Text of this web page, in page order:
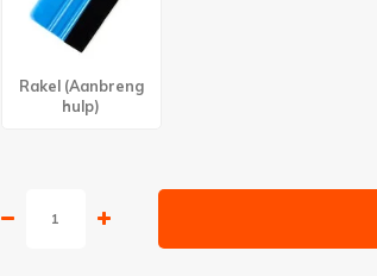
Rakel (Aanbreng
hulp)